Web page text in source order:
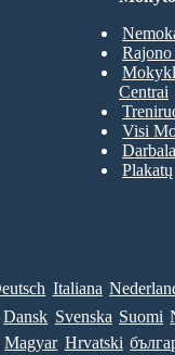
Rajono
Centrai
Visi
Italiana
Dansk Svenska Suomi
Magyar Hrvatski